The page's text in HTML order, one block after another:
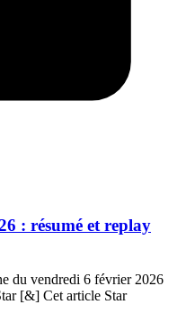
: résumé et replay
du vendredi 6 février 2026
[&] Cet article Star